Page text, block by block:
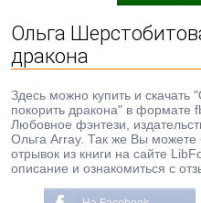
Ольга
дракона
Здесь можно купить и скачать
покорить дракона" в
Любовное фэнтези,
Ольга Array. Так же Вы можете
отрывок из книги на сайте
описание и ознакомиться с